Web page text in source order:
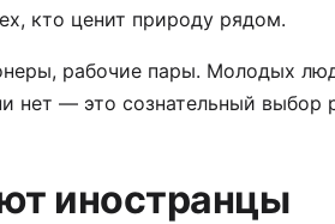
кто ценит природу рядом.
рабочие пары. Молодых
нет — это сознательный выбор
иностранцы